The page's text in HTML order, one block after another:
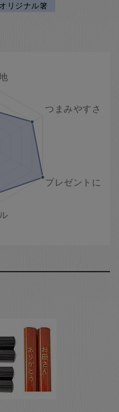
リジナル箸